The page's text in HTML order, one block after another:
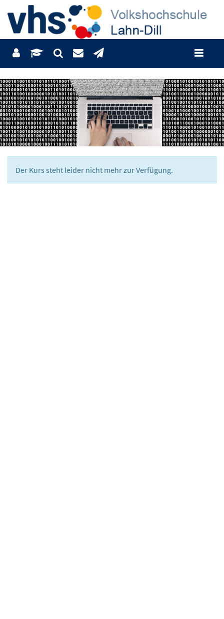
Der Kurs steht leider nicht mehr zur Verfügung.